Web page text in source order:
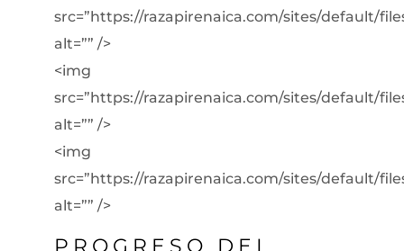
src=”https://razapirenaica.com/sites/default/
alt=”” />
<img
src=”https://razapirenaica.com/sites/default/
alt=”” />
<img
src=”https://razapirenaica.com/sites/default/
alt=”” />